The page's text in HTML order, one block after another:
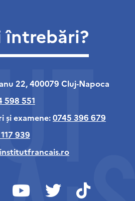
întrebări?
22, 400079 Cluj‑Napoca
598 551
și examene:0745 396 679
939